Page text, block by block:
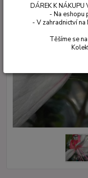
DÁREK K NÁKUPU
- Na eshopu
- V zahradnictví na
Těšíme se